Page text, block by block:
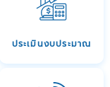
ประเมินงบประมาณ